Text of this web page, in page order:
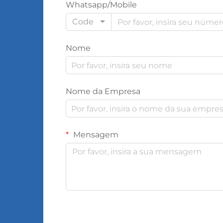
Whatsapp/Mobile
Code
Nome
Nome da Empresa
Mensagem